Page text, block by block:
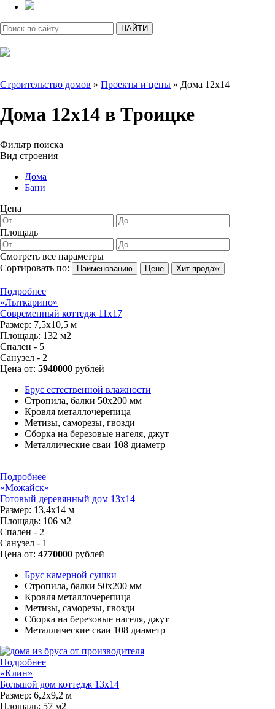
Строительство домов » Проекты и цены » Дома 12х14
Дома 12х14 в Троицке
Фильтр поиска
Вид строения
Дома
Бани
Цена
Площадь
Смотреть все параметры
Сортировать по:
Наименованию Цене Хит продаж
Подробнее
«Лыткарино»
Современный коттедж 11х17
Размер: 7,5х10,5 м
Площадь: 132 м2
Спален - 5
Санузел - 2
Цена от: 5940000 рублей
Брус естественной влажности
Стропила, балки 50х200 мм
Кровля металлочерепица
Метизы, саморезы, гвозди
Сборка на березовые нагеля, джут
Металлические сваи 108 диаметр
Подробнее
«Можайск»
Готовый деревянный дом 13х14
Размер: 13,4х14 м
Площадь: 106 м2
Спален - 2
Санузел - 1
Цена от: 4770000 рублей
Брус камерной сушки
Стропила, балки 50х200 мм
Кровля металлочерепица
Метизы, саморезы, гвозди
Сборка на березовые нагеля, джут
Металлические сваи 108 диаметр
Подробнее
«Клин»
Большой дом коттедж 13х14
Размер: 6,2х9,2 м
Площадь: 57 м2